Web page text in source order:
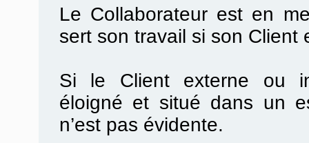
Le Collaborateur est en
sert son travail si son Client
Si le Client externe ou
éloigné et situé dans un
n’est pas évidente.